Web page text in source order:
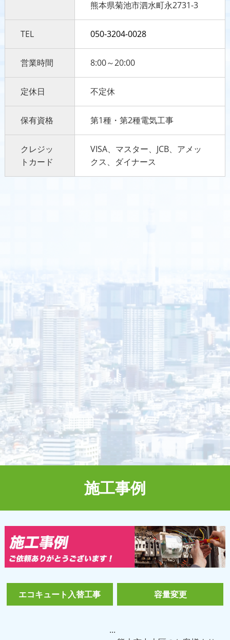
熊本県菊池市泗水町永2731-3
TEL 050-3204-0028
営業時間 8:00～20:00
定休日 不定休
保有資格 第1種・第2種電気工事
クレジッ
トカード
VISA、マスター、JCB、アメッ
クス、ダイナース
施工事例
エコキュート入替工事
...
容量変更